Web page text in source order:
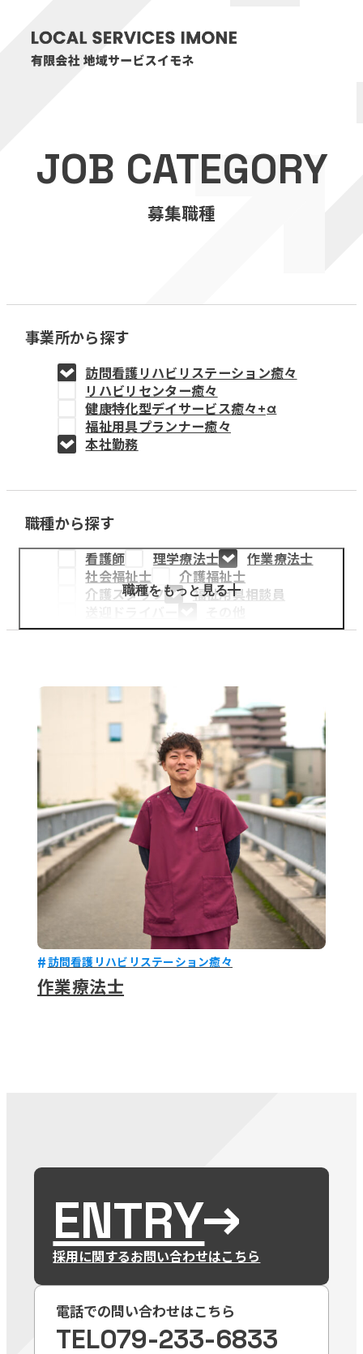
医療・介護事業
訪問看護リハビリステーション癒々
福祉用具プランナー癒々
教育事業
姫路中央こども園
姫路中央保育園
採用情報
医療・介護事業
募集職種
お知らせ
ENTRY 079-
(
JOB CATEGORY
募集職種
事業所から探す
訪問看護リハビリステーション癒々
リハビリセンター癒々
健康特化型デイサービス癒々+α
福祉用具プランナー癒々
本社勤務
職種から探す
看護師 理学療法士
作業療法士
社会福祉士
介護福祉士
介護スタッフ
福祉用具相談員
職種をもっと見る
訪問看護リハビリステーション癒々
作業療法士
ENTRY
採用に関するお問い合わせはこちら
電話での問い合わせはこちら
TEL079-233-6833